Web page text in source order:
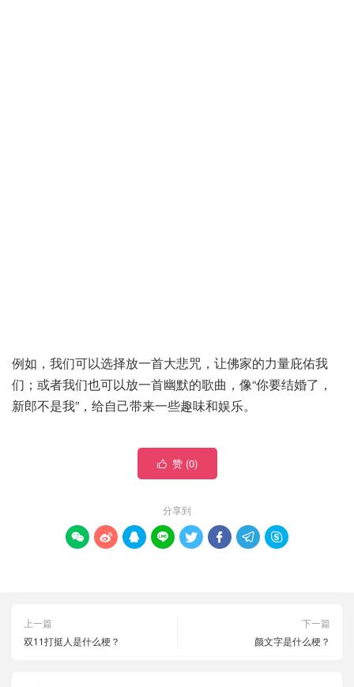
例如，我们可以选择放一首大悲咒，让佛家的力量庇佑我
们；或者我们也可以放一首幽默的歌曲，像“你要结婚了，
新郎不是我”，给自己带来一些趣味和娱乐。
 赞 (0)
分享到
       
上一篇
双11打挺人是什么梗？
下一篇
颜文字是什么梗？